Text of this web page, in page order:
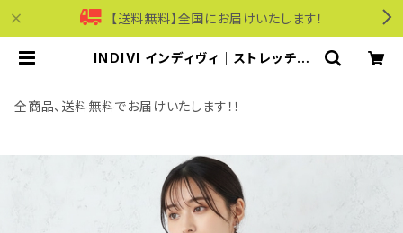
【送料無料】全国にお届けいたします！
INDIVI インディヴィ｜ストレッチキ
オフホワイト | モリワンワールドオン
ラインショップ｜ビジネス・カジュアル
全商品、送料無料でお届けいたします！！